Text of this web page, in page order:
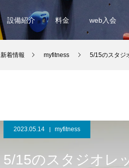
設備紹介 料金 web入会
新着情報 myfitness 5/15のスタジ
2023.05.14 myfitness
5/15のスタジオレ